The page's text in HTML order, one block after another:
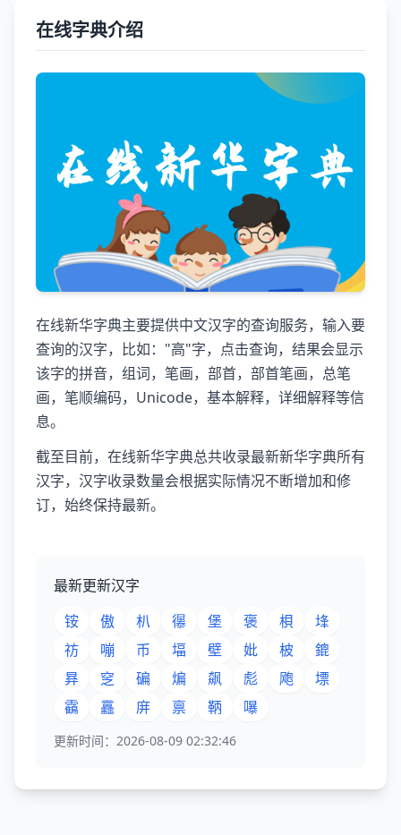
在线字典介绍
在线新华字典主要提供中文汉字的查询服务，输入要
查询的汉字，比如："高"字，点击查询，结果会显示
该字的拼音，组词，笔画，部首，部首笔画，总笔
画，笔顺编码，Unicode，基本解释，详细解释等信
息。
截至目前，在线新华字典总共收录最新新华字典所有
汉字，汉字收录数量会根据实际情况不断增加和修
订，始终保持最新。
最新更新汉字
铵
傲 朳 忁 堡 褒 梖
埄
祊
嘣 币 堛 壁 妣 柀
鎞
昪
窆 碥 煸 飙 彪 飑
墂
靍
靐 庰 禀 鞆 嚗
更新时间：2026-08-09 02:32:46